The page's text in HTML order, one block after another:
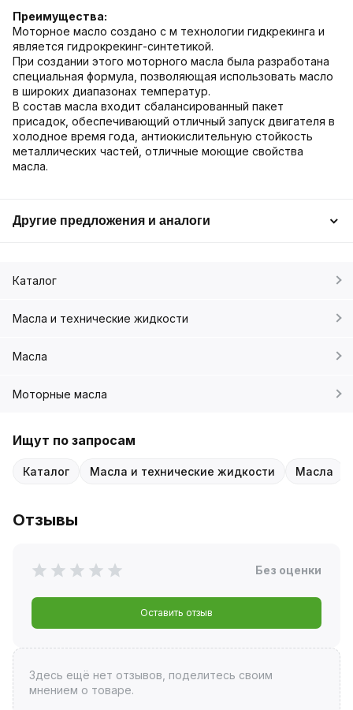
Преимущества:
Моторное масло создано с м технологии гидкрекинга и
является гидрокрекинг-синтетикой.
При создании этого моторного масла была разработана
специальная формула, позволяющая использовать масло
в широких диапазонах температур.
В состав масла входит сбалансированный пакет
присадок, обеспечивающий отличный запуск двигателя в
холодное время года, антиокислительную стойкость
металлических частей, отличные моющие свойства
масла.
Другие предложения и аналоги
Каталог
Масла и технические жидкости
Масла
Моторные масла
Ищут по запросам
Каталог Масла и технические жидкости Масла
Отзывы
Без оценки
Оставить отзыв
Здесь ещё нет отзывов, поделитесь своим
мнением о товаре.